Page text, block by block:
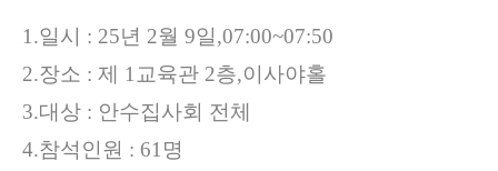
1.일시 : 25년 2월 9일,07:00~07:50
2.장소 : 제 1교육관 2층,이사야홀
3.대상 : 안수집사회 전체
4.참석인원 : 61명